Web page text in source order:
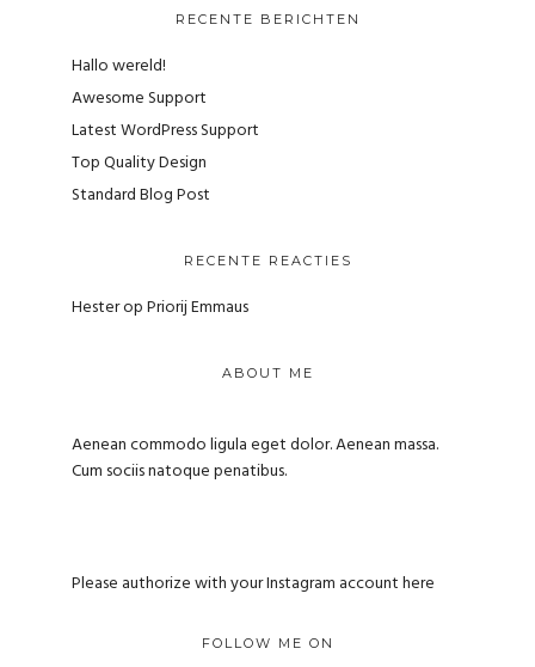
RECENTE BERICHTEN
Hallo wereld!
Awesome Support
Latest WordPress Support
Top Quality Design
Standard Blog Post
RECENTE REACTIES
HesteropPriorij Emmaus
ABOUT ME
Aenean commodo ligula eget dolor. Aenean massa.
Cum sociis natoque penatibus.
Please authorize with your Instagram accounthere
FOLLOW ME ON